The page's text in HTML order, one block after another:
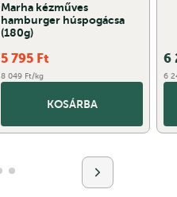
Marha kézműves
hamburger húspogácsa
(180g)
5 795 Ft
8 049 Ft/kg
KOSÁRBA
6
6